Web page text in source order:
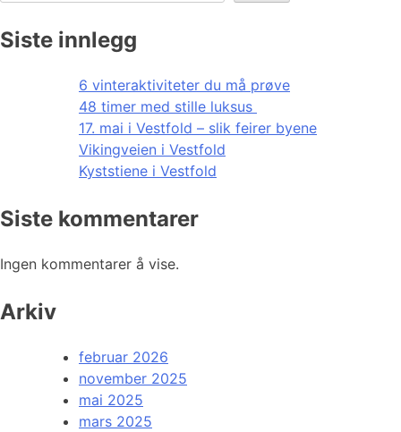
Siste innlegg
6 vinteraktiviteter du må prøve
48 timer med stille luksus
17. mai i Vestfold – slik feirer byene
Vikingveien i Vestfold
Kyststiene i Vestfold
Siste kommentarer
Ingen kommentarer å vise.
Arkiv
februar 2026
november 2025
mai 2025
mars 2025